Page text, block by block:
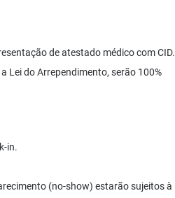
de atestado médico com CID.
Lei do Arrependimento, serão 100%
in.
(no-show) estarão sujeitos à